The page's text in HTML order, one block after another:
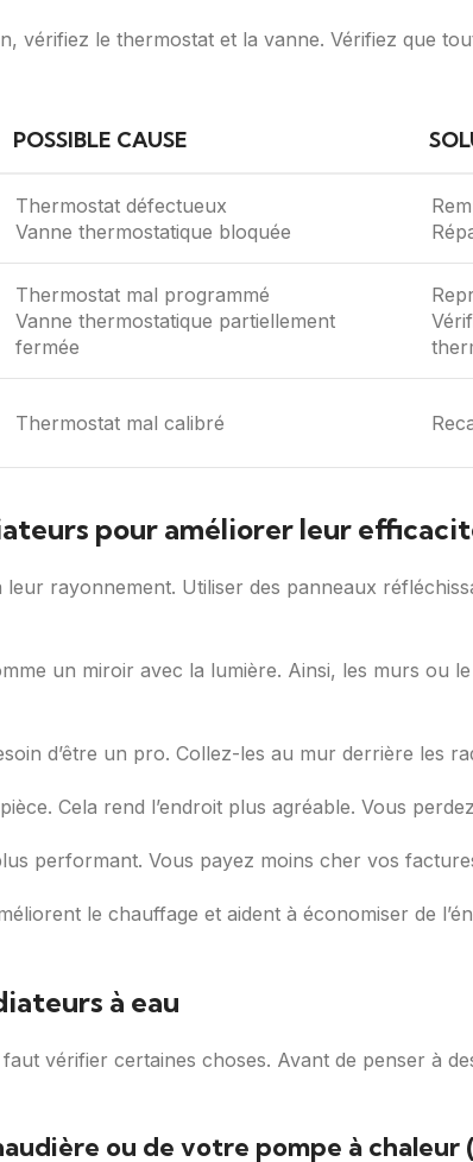
vérifiez le thermostat et la vanne. Vérifiez que
POSSIBLE CAUSE
Thermostat défectueux
Vanne thermostatique bloquée
Thermostat mal programmé
Vanne thermostatique partiellement
fermée
Thermostat mal calibré
pour améliorer leur
rayonnement. Utiliser des panneaux
un miroir avec la lumière. Ainsi, les murs ou
d’être un pro. Collez-les au mur derrière les
Cela rend l’endroit plus agréable. Vous
performant. Vous payez moins cher vos
le chauffage et aident à économiser de
à eau
vérifier certaines choses. Avant de penser à
ou de votre pompe à chaleur